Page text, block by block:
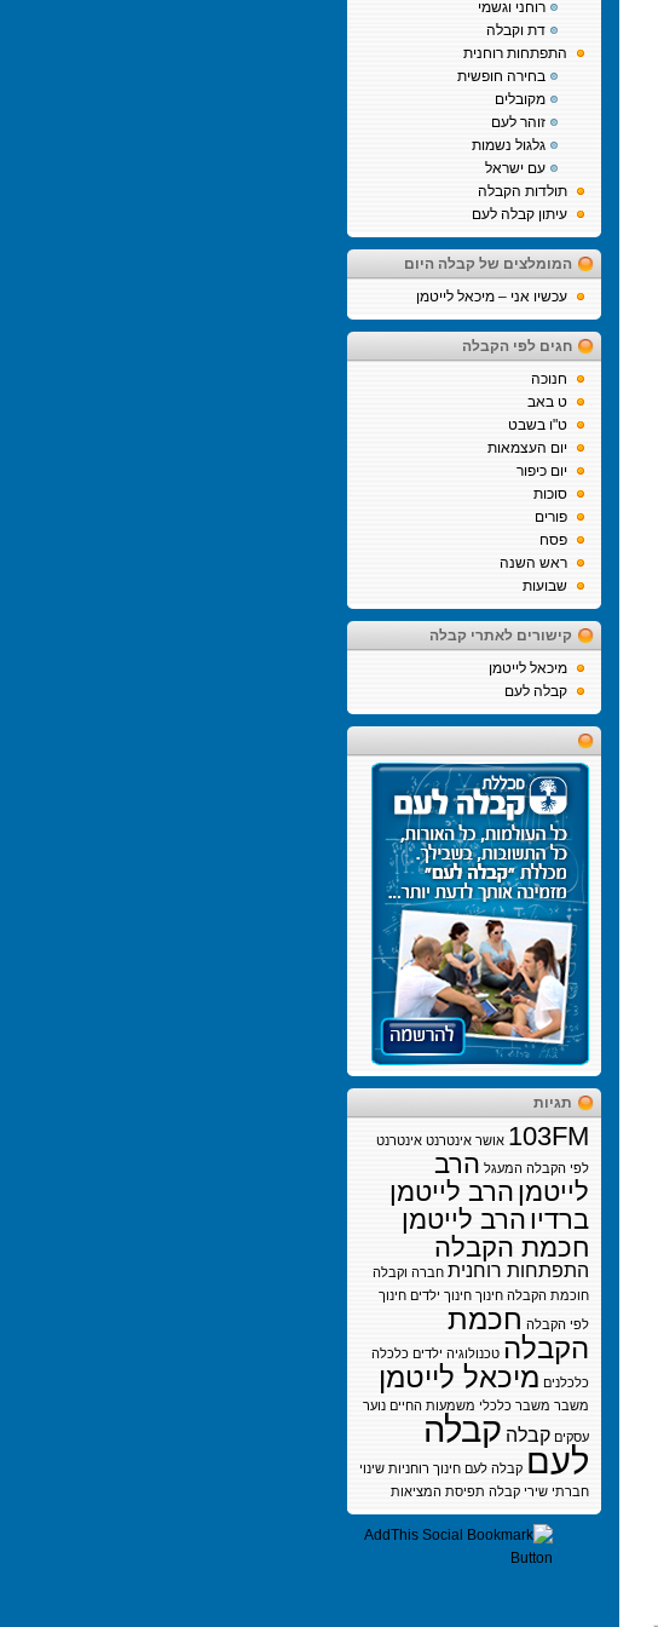
רוחני וגשמי
דת וקבלה
התפתחות רוחנית
בחירה חופשית
מקובלים
זוהר לעם
גלגול נשמות
עם ישראל
תולדות הקבלה
עיתון קבלה לעם
המומלצים של קבלה היום
עכשיו אני – מיכאל לייטמן
חגים לפי הקבלה
חנוכה
ט באב
ט"ו בשבט
יום העצמאות
יום כיפור
סוכות
פורים
פסח
ראש השנה
שבועות
קישורים לאתרי קבלה
מיכאל לייטמן
קבלה לעם
תגיות
103FM אושר אינטרנט אינטרנט
לפי הקבלה המעגל הרב
לייטמן הרב לייטמן
ברדיו הרב לייטמן
חכמת הקבלה
התפתחות רוחנית חברה וקבלה
חוכמת הקבלה חינוך חינוך ילדים חינוך
לפי הקבלה חכמת
הקבלה טכנולוגיה ילדים כלכלה
כלכלנים מיכאל לייטמן
משבר משבר כלכלי משמעות החיים נוער
עסקים קבלה קבלה
לעם קבלה לעם חינוך רוחניות שינוי
חברתי שירי קבלה תפיסת המציאות